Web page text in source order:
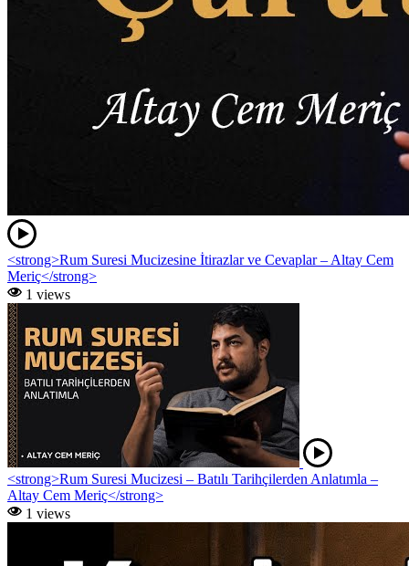
<strong>Rum Suresi Mucizesine İtirazlar ve Cevaplar – Altay Cem
Meriç</strong>
1 views
<strong>Rum Suresi Mucizesi – Batılı Tarihçilerden Anlatımla –
Altay Cem Meriç</strong>
1 views